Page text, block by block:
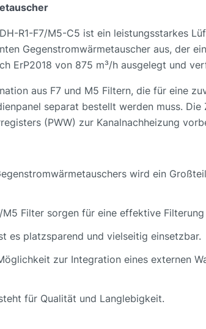
R1-F7/M5-C5 ist ein leistungsstarkes
Gegenstromwärmetauscher aus, der
ErP2018 von 875 m³/h ausgelegt und
aus F7 und M5 Filtern, die für eine
separat bestellt werden muss.
(PWW) zur Kanalnachheizung
wird ein
M5 Filter sorgen für eine effektive
es platzsparend und vielseitig einsetzbar.
zur Integration eines externen
für Qualität und Langlebigkeit.